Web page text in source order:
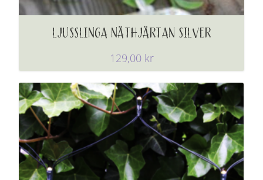
LJUSSLINGA NÄTHJÄRTAN SILVER
129,00 kr